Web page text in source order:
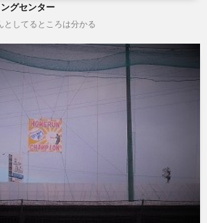
グセンター
としてるところは分かる